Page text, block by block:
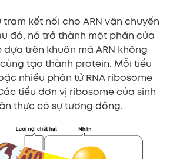
kết nối cho ARN vận chuyển
đó, nó trở thành một phần của
trên khuôn mã ARN không
tạo thành protein. Mỗi tiểu
nhiều phân tử RNA ribosome
tiểu đơn vị ribosome của sinh
thực có sự tương đồng.